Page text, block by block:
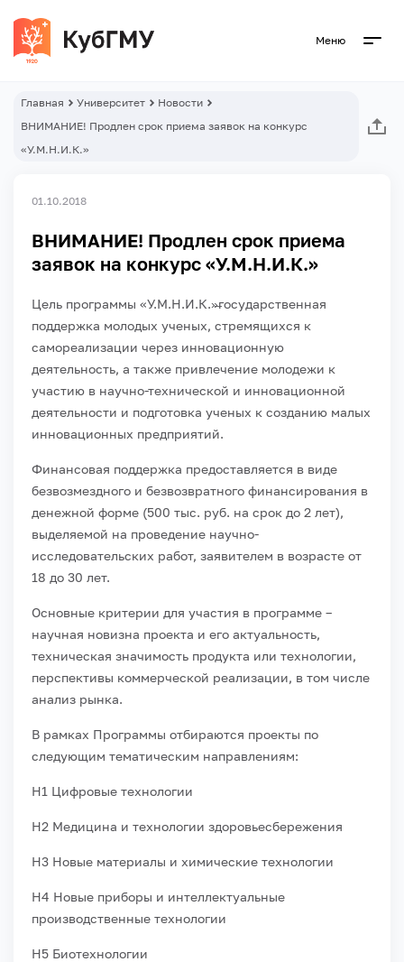
Меню
Главная Университет
Новости
ВНИМАНИЕ! Продлен срок приема заявок на конкурс
«У.М.Н.И.К.»
01.10.2018
ВНИМАНИЕ! Продлен срок приема
заявок на конкурс «У.М.Н.И.К.»
Цель программы «У.М.Н.И.К.»̶государственная
поддержка молодых ученых, стремящихся к
самореализации через инновационную
деятельность, а также привлечение молодежи к
участию в научно-технической и инновационной
деятельности и подготовка ученых к созданию малых
инновационных предприятий.
Финансовая поддержка предоставляется в виде
безвозмездного и безвозвратного финансирования в
денежной форме (500 тыс. руб. на срок до 2 лет),
выделяемой на проведение научно-
исследовательских работ, заявителем в возрасте от
18 до 30 лет.
Основные критерии для участия в программе –
научная новизна проекта и его актуальность,
техническая значимость продукта или технологии,
перспективы коммерческой реализации, в том числе
анализ рынка.
В рамках Программы отбираются проекты по
следующим тематическим направлениям:
Н1 Цифровые технологии
Н2 Медицина и технологии здоровьесбережения
Н3 Новые материалы и химические технологии
Н4 Новые приборы и интеллектуальные
производственные технологии
Н5 Биотехнологии